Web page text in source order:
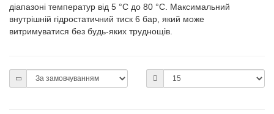
діапазоні температур від 5 °C до 80 °C. Максимальний
внутрішній гідростатичний тиск 6 бар, який може
витримуватися без будь-яких труднощів.